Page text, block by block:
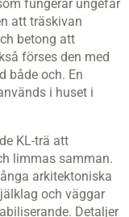
fungerar ungefär
att träskivan
betong att
förses den med
både och. En
i huset i
KL-trä att
limmas samman.
arkitektoniska
och väggar
Detaljer